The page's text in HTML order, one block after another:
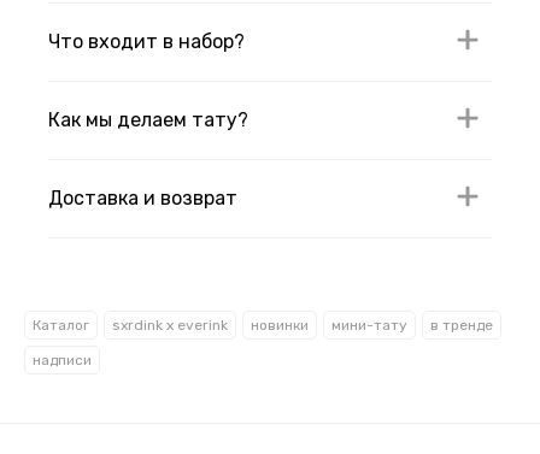
Что входит в набор?
Как мы делаем тату?
Доставка и возврат
Каталог sxrdink х everink новинки мини-тату в тренде
надписи